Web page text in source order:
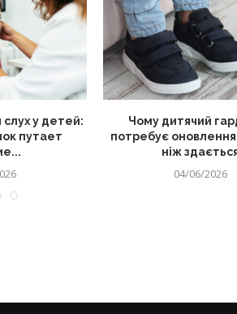
у детей:
путает
Чому дитячий
потребує оновлення
ніж
04/06/2026